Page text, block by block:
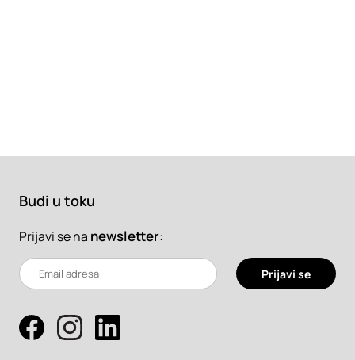
Budi u toku
Prijavi se na newsletter:
Prijavi se